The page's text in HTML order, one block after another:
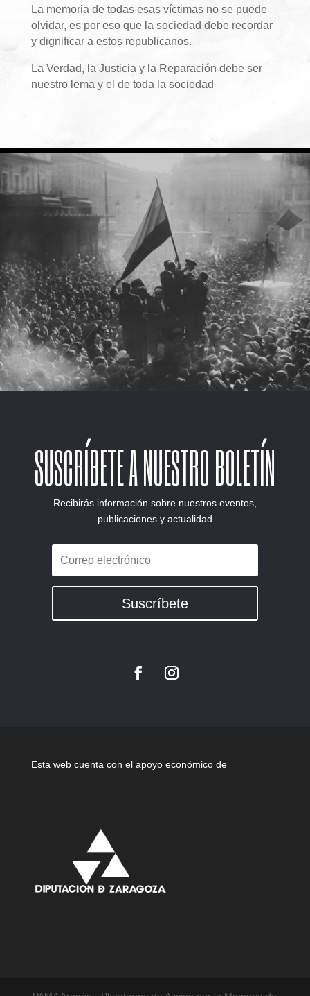
La memoria de todas esas víctimas no se puede
olvidar, es por eso que la sociedad debe recordar
y dignificar a estos republicanos.
La Verdad, la Justicia y la Reparación debe ser
nuestro lema y el de toda la sociedad
SUSCRÍBETE A NUESTRO BOLETÍN
Recibirás información sobre nuestros eventos,
publicaciones y actualidad
Suscríbete
Esta web cuenta con el apoyo económico de